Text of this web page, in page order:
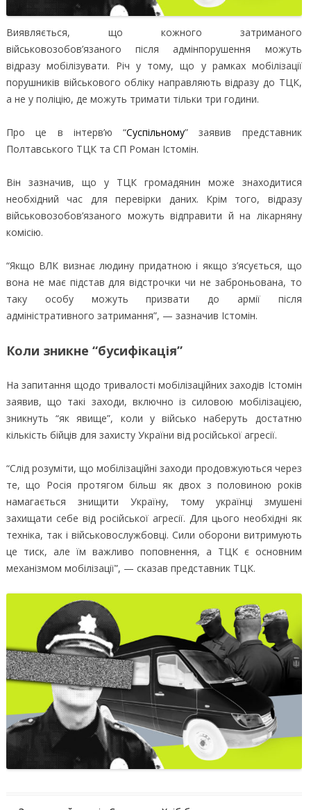
Виявляється, що кожного затриманого
військовозобов’язаного після адмінпорушення можуть
відразу мобілізувати. Річ у тому, що у рамках мобілізації
порушників військового обліку направляють відразу до ТЦК,
а не у поліцію, де можуть тримати тільки три години.
Про це в інтерв’ю “Суспільному” заявив представник
Полтавського ТЦК та СП Роман Істомін.
Він зазначив, що у ТЦК громадянин може знаходитися
необхідний час для перевірки даних. Крім того, відразу
військовозобов’язаного можуть відправити й на лікарняну
комісію.
“Якщо ВЛК визнає людину придатною і якщо з’ясується, що
вона не має підстав для відстрочки чи не заброньована, то
таку особу можуть призвати до армії після
адміністративного затримання”, — зазначив Істомін.
Коли зникне “бусифікація”
На запитання щодо тривалості мобілізаційних заходів Істомін
заявив, що такі заходи, включно із силовою мобілізацією,
зникнуть “як явище”, коли у військо наберуть достатню
кількість бійців для захисту України від російської агресії.
“Слід розуміти, що мобілізаційні заходи продовжуються через
те, що Росія протягом більш як двох з половиною років
намагається знищити Україну, тому українці змушені
захищати себе від російської агресії. Для цього необхідні як
техніка, так і військовослужбовці. Сили оборони витримують
це тиск, але їм важливо поповнення, а ТЦК є основним
механізмом мобілізації”, — сказав представник ТЦК.